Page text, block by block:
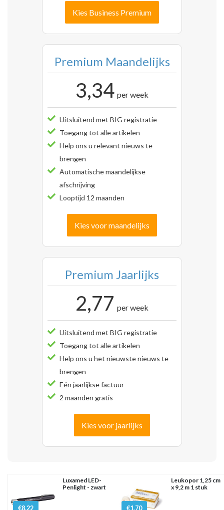
Kies Business Premium
Premium Maandelijks
3,34 per week
Uitsluitend met BIG registratie
Toegang tot alle artikelen
Help ons u relevant nieuws te
brengen
Automatische maandelijkse
afschrijving
Looptijd 12 maanden
Kies voor maandelijks
Premium Jaarlijks
2,77 per week
Uitsluitend met BIG registratie
Toegang tot alle artikelen
Help ons u het nieuwste nieuws te
brengen
Eén jaarlijkse factuur
2 maanden gratis
Kies voor jaarlijks
€8.22
Luxamed LED-
Penlight - zwart
€1.70
Leukopor 1,25 cm
x 9,2 m 1 stuk